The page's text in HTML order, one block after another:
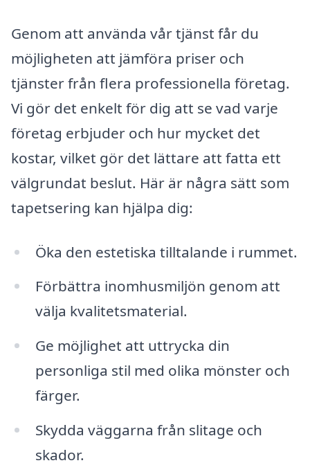
Genom att använda vår tjänst får du
möjligheten att jämföra priser och
tjänster från flera professionella företag.
Vi gör det enkelt för dig att se vad varje
företag erbjuder och hur mycket det
kostar, vilket gör det lättare att fatta ett
välgrundat beslut. Här är några sätt som
tapetsering kan hjälpa dig:
Öka den estetiska tilltalande i rummet.
Förbättra inomhusmiljön genom att
välja kvalitetsmaterial.
Ge möjlighet att uttrycka din
personliga stil med olika mönster och
färger.
Skydda väggarna från slitage och
skador.